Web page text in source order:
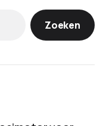
Zoeken